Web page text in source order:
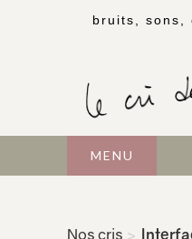
bruits, sons,
MENU
Nos cris >